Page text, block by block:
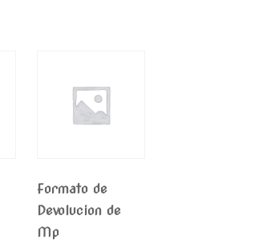
Formato de
Devolucion de
Mp